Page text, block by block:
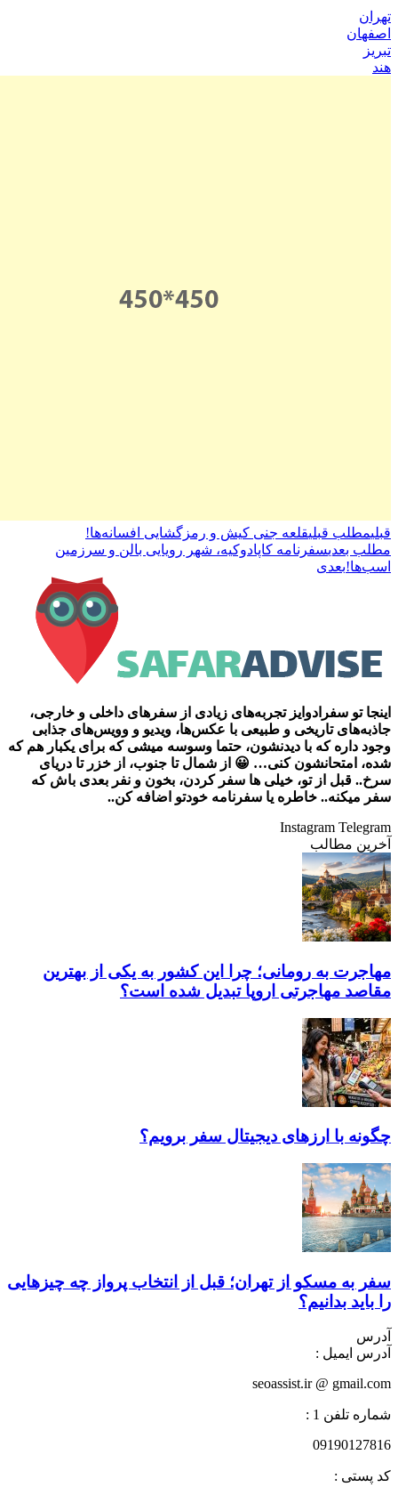
تهران
اصفهان
تبریز
هند
قبلیمطلب قبلیقلعه جنی کیش و رمزگشایی افسانه‌ها!
مطلب بعدیسفرنامه کاپادوکیه، شهر رویایی بالن و سرزمین
اسب‌ها!بعدی
اینجا تو سفرادوایز تجربه‌های زیادی از سفرهای داخلی و خارجی،
جاذبه‌های تاریخی و طبیعی با عکس‌ها، ویدیو و وویس‌های جذابی
وجود داره که با دیدنشون، حتما وسوسه میشی که برای یکبار هم که
شده، امتحانشون کنی… 😀 از شمال تا جنوب، از خزر تا دریای
سرخ.. قبل از تو، خیلی ها سفر کردن، بخون و نفر بعدی باش که
سفر میکنه.. خاطره یا سفرنامه خودتو اضافه کن..
Instagram Telegram
آخرین مطالب
مهاجرت به رومانی؛ چرا این کشور به یکی از بهترین
مقاصد مهاجرتی اروپا تبدیل شده است؟
چگونه با ارز‌های دیجیتال سفر برویم؟
سفر به مسکو از تهران؛ قبل از انتخاب پرواز چه چیزهایی
را باید بدانیم؟
آدرس
آدرس ایمیل :
seoassist.ir @ gmail.com
شماره تلفن 1 :
09190127816
کد پستی :